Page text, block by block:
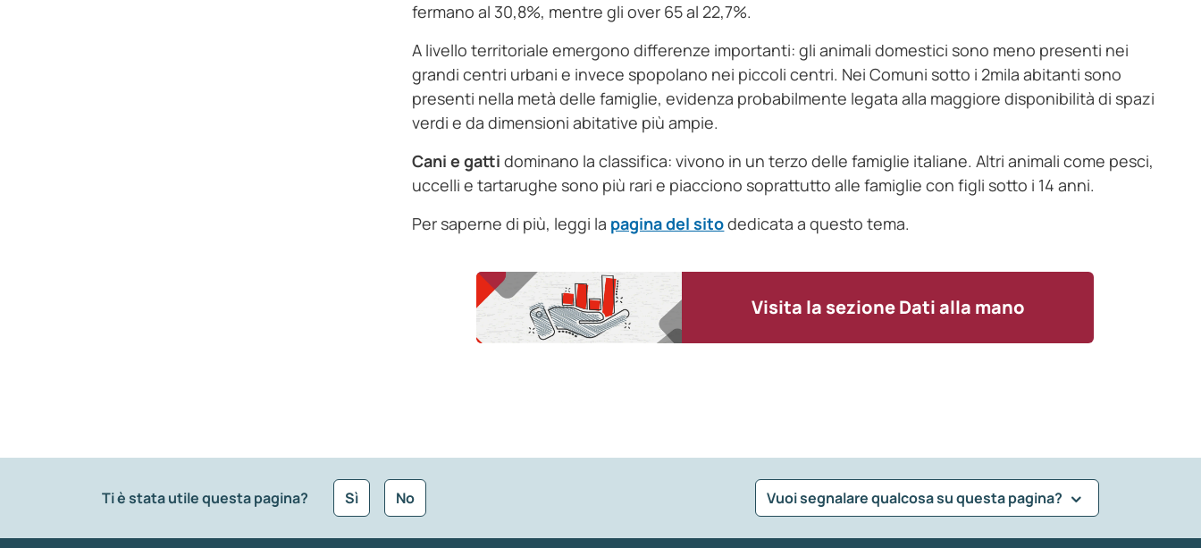
fermano al 30,8%, mentre gli over 65 al 22,7%.
A livello territoriale emergono differenze importanti: gli animali domestici sono meno presenti nei
grandi centri urbani e invece spopolano nei piccoli centri. Nei Comuni sotto i 2mila abitanti sono
presenti nella metà delle famiglie, evidenza probabilmente legata alla maggiore disponibilità di spazi
verdi e da dimensioni abitative più ampie.
Cani e gatti dominano la classifica: vivono in un terzo delle famiglie italiane. Altri animali come pesci,
uccelli e tartarughe sono più rari e piacciono soprattutto alle famiglie con figli sotto i 14 anni.
Per saperne di più, leggi la pagina del sitodedicata a questo tema.
Visita la sezione Dati alla mano
Ti è stata utile questa pagina? Sì No Vuoi segnalare qualcosa su questa pagina?